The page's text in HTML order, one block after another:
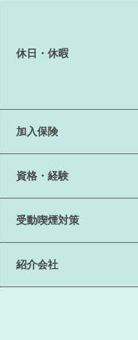
休日・休暇
加入保険
資格・経験
受動喫煙対策
紹介会社